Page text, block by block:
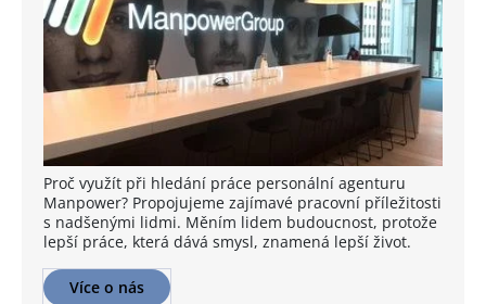
Proč využít při hledání práce personální agenturu
Manpower? Propojujeme zajímavé pracovní příležitosti
s nadšenými lidmi. Měním lidem budoucnost, protože
lepší práce, která dává smysl, znamená lepší život.
Více o nás